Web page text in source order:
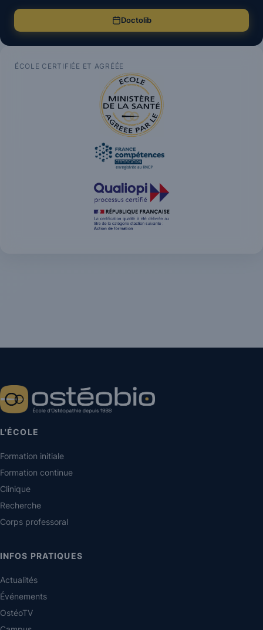
Doctolib
ÉCOLE CERTIFIÉE ET AGRÉÉE
L'ÉCOLE
Formation initiale
Formation continue
Clinique
Recherche
Corps professoral
INFOS PRATIQUES
Actualités
Événements
OstéoTV